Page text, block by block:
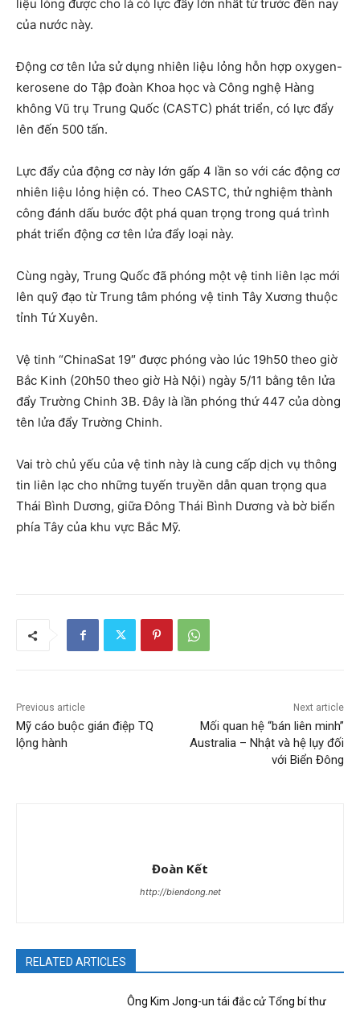
liệu lỏng được cho là có lực đẩy lớn nhất từ trước đến nay
của nước này.
Động cơ tên lửa sử dụng nhiên liệu lỏng hỗn hợp oxygen-
kerosene do Tập đoàn Khoa học và Công nghệ Hàng
không Vũ trụ Trung Quốc (CASTC) phát triển, có lực đẩy
lên đến 500 tấn.
Lực đẩy của động cơ này lớn gấp 4 lần so với các động cơ
nhiên liệu lỏng hiện có. Theo CASTC, thử nghiệm thành
công đánh dấu bước đột phá quan trọng trong quá trình
phát triển động cơ tên lửa đẩy loại này.
Cùng ngày, Trung Quốc đã phóng một vệ tinh liên lạc mới
lên quỹ đạo từ Trung tâm phóng vệ tinh Tây Xương thuộc
tỉnh Tứ Xuyên.
Vệ tinh “ChinaSat 19″ được phóng vào lúc 19h50 theo giờ
Bắc Kinh (20h50 theo giờ Hà Nội) ngày 5/11 bằng tên lửa
đẩy Trường Chinh 3B. Đây là lần phóng thứ 447 của dòng
tên lửa đẩy Trường Chinh.
Vai trò chủ yếu của vệ tinh này là cung cấp dịch vụ thông
tin liên lạc cho những tuyến truyền dẫn quan trọng qua
Thái Bình Dương, giữa Đông Thái Bình Dương và bờ biển
phía Tây của khu vực Bắc Mỹ.
Previous article
Mỹ cáo buộc gián điệp TQ
lộng hành
Next article
Mối quan hệ “bán liên minh”
Australia – Nhật và hệ lụy đối
với Biển Đông
Đoàn Kết
http://biendong.net
RELATED ARTICLES
Ông Kim Jong-un tái đắc cử Tổng bí thư